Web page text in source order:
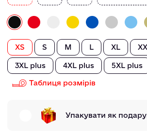
XS S M L XL
3XL plus 4XL plus 5XL plus
Таблиця розмірів
Упакувати як